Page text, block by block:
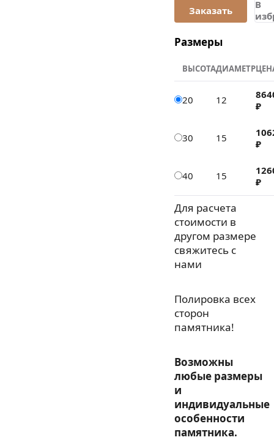
В
Размеры
ВЫСОТАДИАМЕТР
20 12
₽
30 15
₽
40 15
₽
Для расчета
стоимости в
другом размере
свяжитесь с
нами
Полировка всех
сторон
памятника!
Возможны
любые размеры
и
индивидуальные
особенности
памятника.